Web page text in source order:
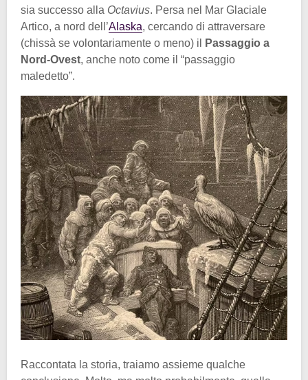
sia successo alla Octavius. Persa nel Mar Glaciale
Artico, a nord dell’Alaska, cercando di attraversare
(chissà se volontariamente o meno) il
Passaggio a
Nord-Ovest, anche noto come il “passaggio
maledetto”.
Raccontata la storia, traiamo assieme qualche